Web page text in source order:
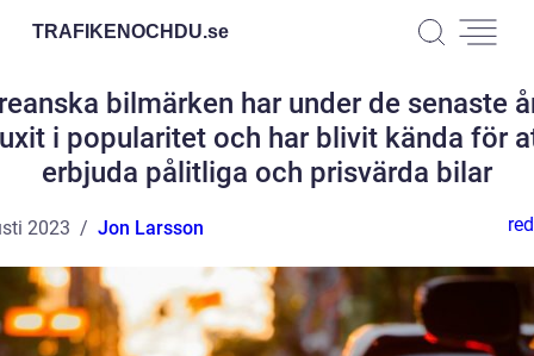
TRAFIKENOCHDU.se
bilmärken har under de senaste
i popularitet och har blivit kända för
erbjuda pålitliga och prisvärda bilar
2023 Jon Larsson